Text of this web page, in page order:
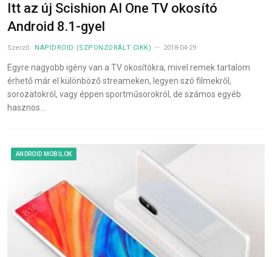
Itt az új Scishion AI One TV okosító
Android 8.1-gyel
Szerző: NAPIDROID (SZPONZORÁLT CIKK) 2018-04-29
Egyre nagyobb igény van a TV okosítókra, mivel remek tartalom
érhető már el különböző streameken, legyen szó filmekről,
sorozatokról, vagy éppen sportműsorokról, de számos egyéb
hasznos…
ANDROID MOBILOK